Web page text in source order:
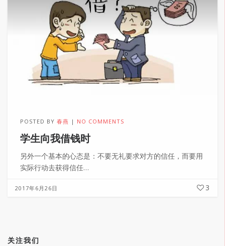
POSTED BY春燕 NO COMMENTS
学生向我借钱时
另外一个基本的心态是：不要无礼要求对方的信任，而要用
实际行动去获得信任…
2017年6月26日 3
关注我们